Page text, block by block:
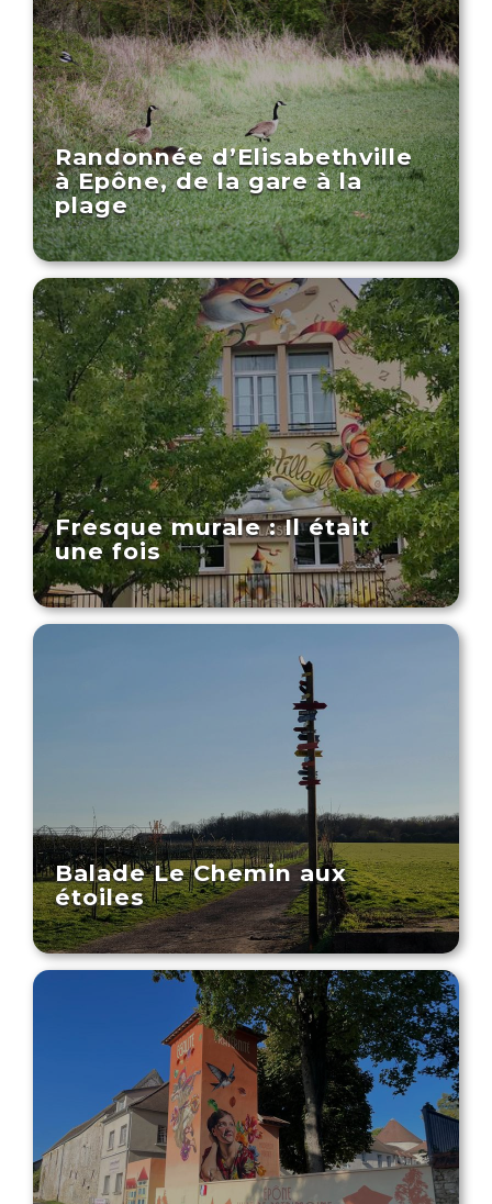
Randonnée d’Elisabethville
à Epône, de la gare à la
plage
Fresque murale : Il était
une fois
Balade Le Chemin aux
étoiles